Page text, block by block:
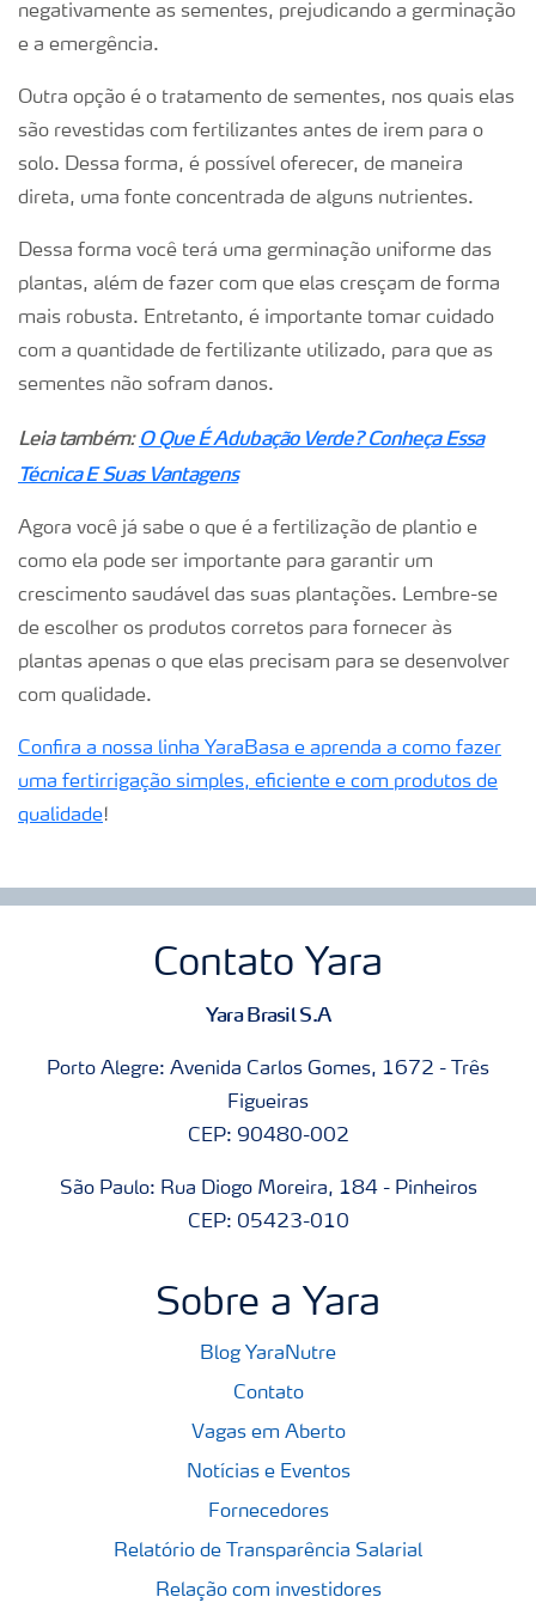
negativamente as sementes, prejudicando a germinação
e a emergência.
Outra opção é o tratamento de sementes, nos quais elas
são revestidas com fertilizantes antes de irem para o
solo. Dessa forma, é possível oferecer, de maneira
direta, uma fonte concentrada de alguns nutrientes.
Dessa forma você terá uma germinação uniforme das
plantas, além de fazer com que elas cresçam de forma
mais robusta. Entretanto, é importante tomar cuidado
com a quantidade de fertilizante utilizado, para que as
sementes não sofram danos.
Leia também: O Que É Adubação Verde? Conheça Essa
Técnica E Suas Vantagens
Agora você já sabe o que é a fertilização de plantio e
como ela pode ser importante para garantir um
crescimento saudável das suas plantações. Lembre-se
de escolher os produtos corretos para fornecer às
plantas apenas o que elas precisam para se desenvolver
com qualidade.
Confira a nossa linha YaraBasa e aprenda a como fazer
uma fertirrigação simples, eficiente e com produtos de
qualidade!
Contato Yara
Yara Brasil S.A
Porto Alegre: Avenida Carlos Gomes, 1672 - Três
Figueiras
CEP: 90480-002
São Paulo: Rua Diogo Moreira, 184 - Pinheiros
CEP: 05423-010
Sobre a Yara
Blog YaraNutre
Contato
Vagas em Aberto
Notícias e Eventos
Fornecedores
Relatório de Transparência Salarial
Relação com investidores